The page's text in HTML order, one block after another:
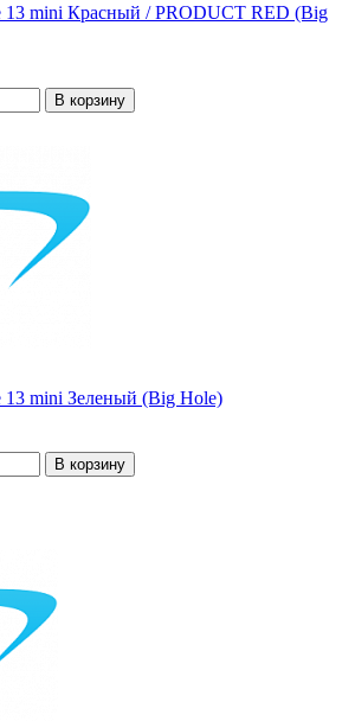
13 mini Красный / PRODUCT RED (Big
13 mini Зеленый (Big Hole)